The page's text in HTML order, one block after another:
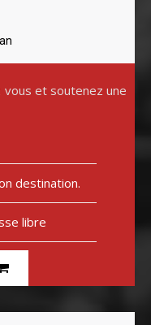
et soutenez une
destination.
libre